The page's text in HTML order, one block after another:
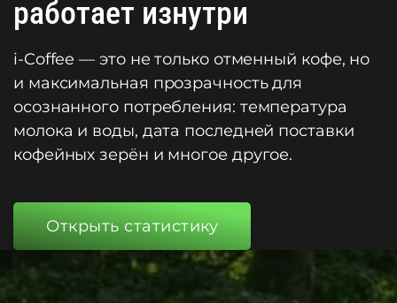
работает изнутри
i-Coffee — это не только отменный кофе, но
и максимальная прозрачность для
осознанного потребления: температура
молока и воды, дата последней поставки
кофейных зерён и многое другое.
Открыть статистику